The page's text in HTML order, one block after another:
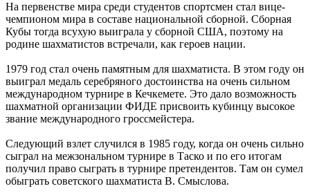
На первенстве мира среди студентов спортсмен стал вице-
чемпионом мира в составе национальной сборной. Сборная
Кубы тогда всухую выиграла у сборной США, поэтому на
родине шахматистов встречали, как героев нации.
1979 год стал очень памятным для шахматиста. В этом году он
выиграл медаль серебряного достоинства на очень сильном
международном турнире в Кечкемете. Это дало возможность
шахматной организации ФИДЕ присвоить кубинцу высокое
звание международного гроссмейстера.
Следующий взлет случился в 1985 году, когда он очень сильно
сыграл на межзональном турнире в Таско и по его итогам
получил право сыграть в турнире претендентов. Там он сумел
обыграть советского шахматиста В. Смыслова.